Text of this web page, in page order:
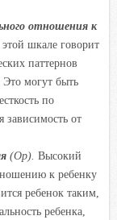
отношения к
шкале говорит
паттернов
могут быть
по
зависимость от
(Ор). Высокий
к ребенку
ребенок таким,
ребенка,